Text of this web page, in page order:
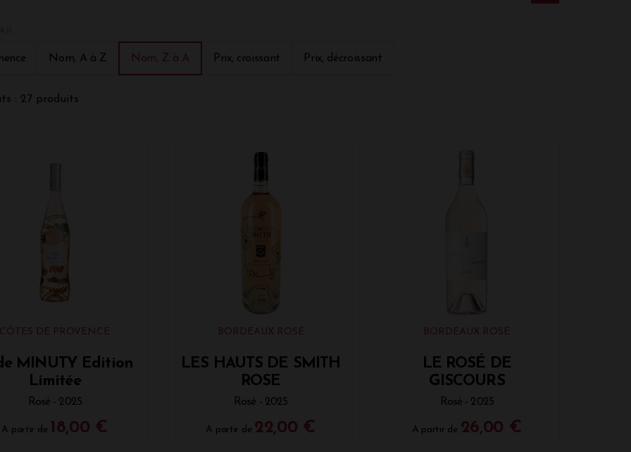
Nom, A à Z Nom, Z à A Prix, croissant Prix, décroissant
: 27 produits
CÔTES DE PROVENCE
MINUTY Edition
Limitée
Rosé - 2025
A partir de 18,00 €
BORDEAUX ROSÉ
LES HAUTS DE SMITH
ROSE
Rosé - 2025
A partir de 22,00 €
BORDEAUX ROSÉ
LE ROSÉ DE
GISCOURS
Rosé - 2025
A partir de 26,00 €